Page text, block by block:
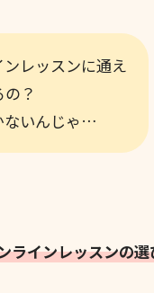
レッスンに通え
？
ないんじゃ…
ラインレッスンの選